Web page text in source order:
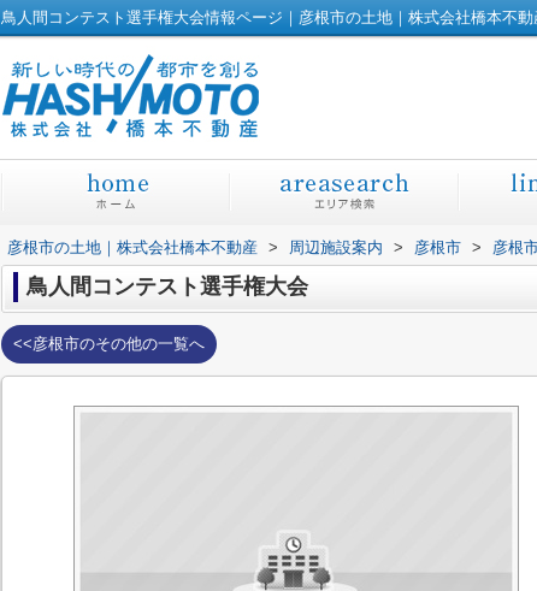
鳥人間コンテスト選手権大会情報ページ｜彦根市の土地｜株式会社橋本不動
彦根市の土地｜株式会社橋本不動産 > 周辺施設案内 > 彦根市 > 彦根
鳥人間コンテスト選手権大会
<<彦根市のその他の一覧へ